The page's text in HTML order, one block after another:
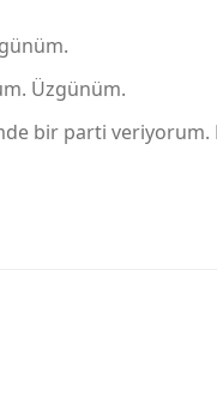
Üzgünüm.
bir parti veriyorum.